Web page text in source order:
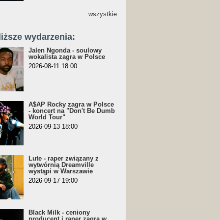
wszystkie
wydarzenia:
Jalen Ngonda - soulowy
wokalista zagra w Polsce
2026-08-11 18:00
A$AP Rocky zagra w Polsce
- koncert na "Don't Be Dumb
World Tour"
2026-09-13 18:00
Lute - raper związany z
wytwórnią Dreamville
wystąpi w Warszawie
2026-09-17 19:00
Black Milk - ceniony